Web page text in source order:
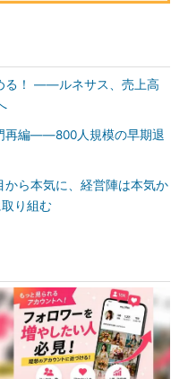
る！ ――ルネサス、売上高
再編――800人規模の早期退
から本気に、経営陣は本気か
取り組む